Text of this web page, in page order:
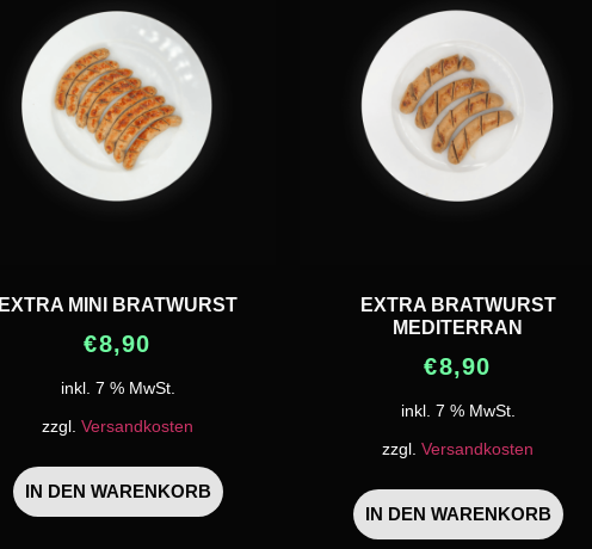
EXTRA MINI BRATWURST
€8,90
inkl. 7 % MwSt.
zzgl. Versandkosten
IN DEN WARENKORB
EXTRA BRATWURST
MEDITERRAN
€8,90
inkl. 7 % MwSt.
zzgl. Versandkosten
IN DEN WARENKORB